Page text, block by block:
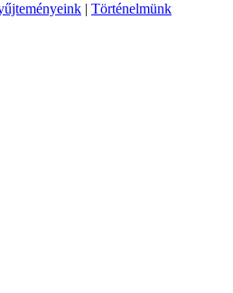
| Történelmünk